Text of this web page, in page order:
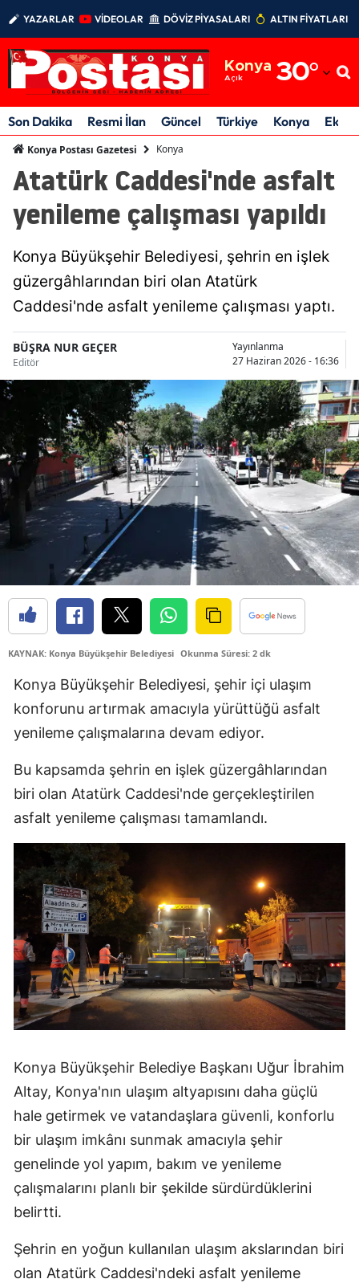
YAZARLAR VİDEOLAR DÖVİZ PİYASALARI ALTIN FİYATLARI
Konya
Açık 30°
Adıyaman
Afyonkarahisar
Amasya
Ankara
Artvin
Aydın
Balıkesir
Bilecik
Bingöl
Bitlis
Bolu
Burdur
Bursa
Çanakkale
Diyarbakır
Edirne
Elazığ
Erzincan
Eskişehir
Gaziantep
Giresun
Gümüşhane
Hakkari
Hatay
Isparta
Mersin
İstanbul
İzmir
Kayseri
Son Dakika Resmi İlan Güncel Türkiye Konya
Konya Postası Gazetesi Konya
Atatürk Caddesi'nde asfalt
yenileme çalışması yapıldı
Konya Büyükşehir Belediyesi, şehrin en işlek
güzergâhlarından biri olan Atatürk
Caddesi'nde asfalt yenileme çalışması yaptı.
BÜŞRA NUR GEÇER
Editör
Yayınlanma
27 Haziran 2026 - 16:36
KAYNAK: Konya Büyükşehir Belediyesi Okunma Süresi: 2 dk
Konya Büyükşehir Belediyesi, şehir içi ulaşım
konforunu artırmak amacıyla yürüttüğü asfalt
yenileme çalışmalarına devam ediyor.
Bu kapsamda şehrin en işlek güzergâhlarından
biri olan Atatürk Caddesi'nde gerçekleştirilen
asfalt yenileme çalışması tamamlandı.
Konya Büyükşehir Belediye Başkanı Uğur İbrahim
Altay, Konya'nın ulaşım altyapısını daha güçlü
hale getirmek ve vatandaşlara güvenli, konforlu
bir ulaşım imkânı sunmak amacıyla şehir
genelinde yol yapım, bakım ve yenileme
çalışmalarını planlı bir şekilde sürdürdüklerini
belirtti.
Şehrin en yoğun kullanılan ulaşım akslarından biri
olan Atatürk Caddesi'ndeki asfalt yenileme